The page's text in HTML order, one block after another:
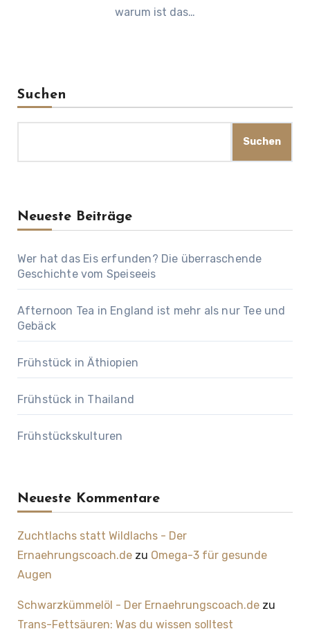
warum ist das…
Suchen
Suchen
Neueste Beiträge
Wer hat das Eis erfunden? Die überraschende
Geschichte vom Speiseeis
Afternoon Tea in England ist mehr als nur Tee und
Gebäck
Frühstück in Äthiopien
Frühstück in Thailand
Frühstückskulturen
Neueste Kommentare
Zuchtlachs statt Wildlachs - Der
Ernaehrungscoach.dezu Omega-3 für gesunde
Augen
Schwarzkümmelöl - Der Ernaehrungscoach.dezu
Trans-Fettsäuren: Was du wissen solltest